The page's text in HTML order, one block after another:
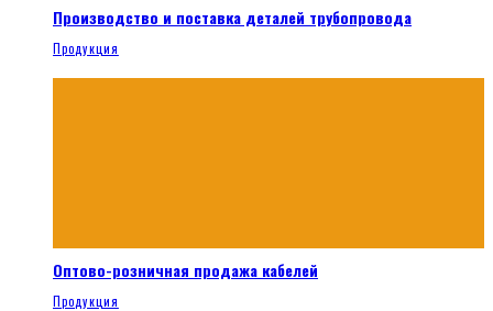
Производство и поставка деталей трубопровода
Продукция
Оптово-розничная продажа кабелей
Продукция